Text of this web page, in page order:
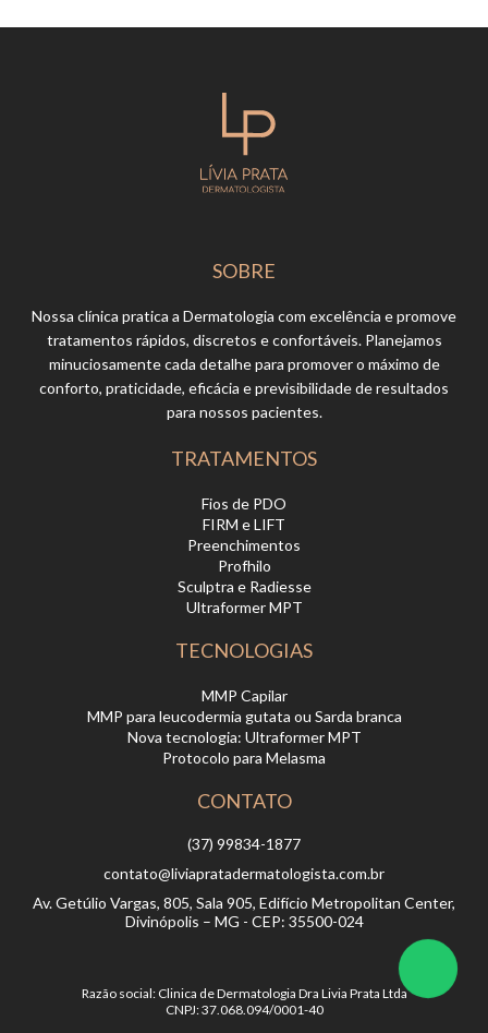
SOBRE
Nossa clínica pratica a Dermatologia com excelência e promove
tratamentos rápidos, discretos e confortáveis. Planejamos
minuciosamente cada detalhe para promover o máximo de
conforto, praticidade, eficácia e previsibilidade de resultados
para nossos pacientes.
TRATAMENTOS
Fios de PDO
FIRM e LIFT
Preenchimentos
Profhilo
Sculptra e Radiesse
Ultraformer MPT
TECNOLOGIAS
MMP Capilar
MMP para leucodermia gutata ou Sarda branca
Nova tecnologia: Ultraformer MPT
Protocolo para Melasma
CONTATO
(37) 99834-1877
contato@liviapratadermatologista.com.br
Av. Getúlio Vargas, 805, Sala 905, Edifício Metropolitan Center,
Divinópolis – MG - CEP: 35500-024
Razão social: Clinica de Dermatologia Dra Livia Prata Ltda
CNPJ: 37.068.094/0001-40